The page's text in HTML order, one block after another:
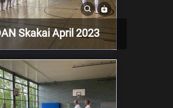
DAN Skakai April 2023